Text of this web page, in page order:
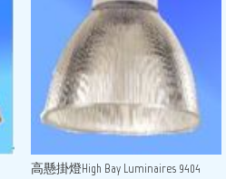
高懸掛燈High Bay Luminaires 9404